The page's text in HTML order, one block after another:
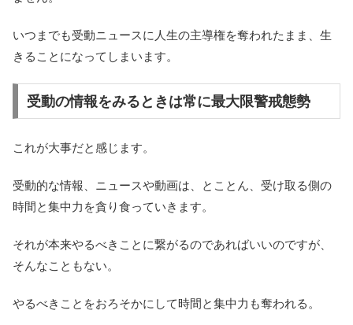
いつまでも受動ニュースに人生の主導権を奪われたまま、生
きることになってしまいます。
受動の情報をみるときは常に最大限警戒態勢
これが大事だと感じます。
受動的な情報、ニュースや動画は、とことん、受け取る側の
時間と集中力を貪り食っていきます。
それが本来やるべきことに繋がるのであればいいのですが、
そんなこともない。
やるべきことをおろそかにして時間と集中力も奪われる。